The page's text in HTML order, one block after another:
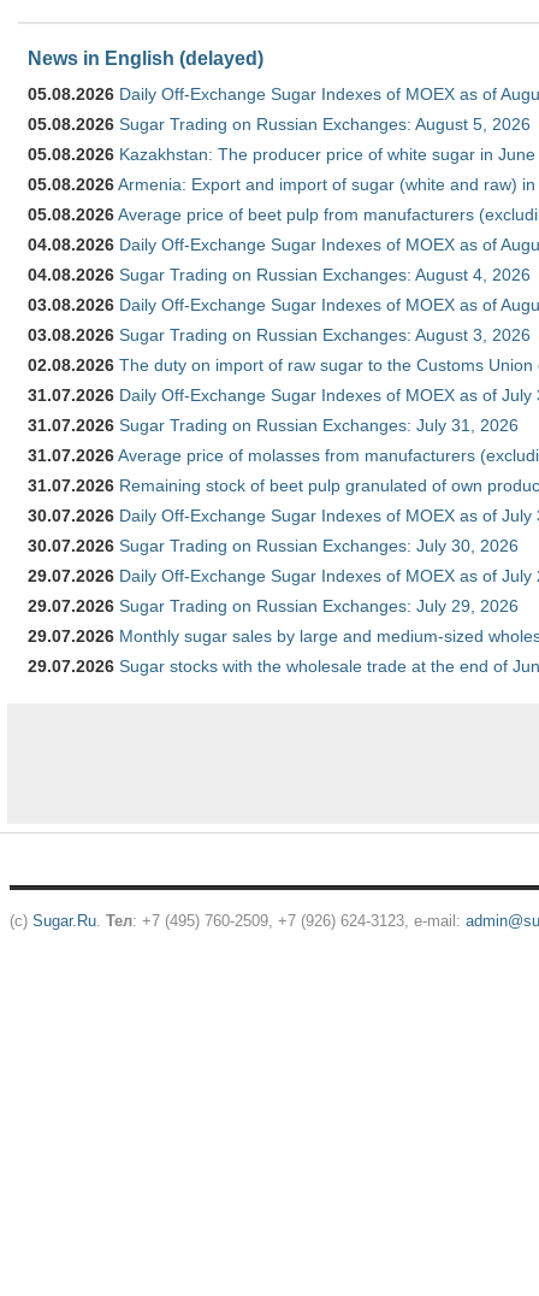
News in English (delayed)
05.08.2026 Daily Off-Exchange Sugar Indexes of MOEX as of
05.08.2026 Sugar Trading on Russian Exchanges: August 5, 2026
05.08.2026 Kazakhstan: The producer price of white sugar in
05.08.2026Armenia: Export and import of sugar (white and raw)
05.08.2026Average price of beet pulp from manufacturers
04.08.2026 Daily Off-Exchange Sugar Indexes of MOEX as of
04.08.2026 Sugar Trading on Russian Exchanges: August 4, 2026
03.08.2026 Daily Off-Exchange Sugar Indexes of MOEX as of
03.08.2026 Sugar Trading on Russian Exchanges: August 3, 2026
02.08.2026 The duty on import of raw sugar to the Customs
31.07.2026 Daily Off-Exchange Sugar Indexes of MOEX as of July
31.07.2026 Sugar Trading on Russian Exchanges: July 31, 2026
31.07.2026Average price of molasses from manufacturers
31.07.2026 Remaining stock of beet pulp granulated of own
30.07.2026 Daily Off-Exchange Sugar Indexes of MOEX as of July
30.07.2026 Sugar Trading on Russian Exchanges: July 30, 2026
29.07.2026 Daily Off-Exchange Sugar Indexes of MOEX as of July
29.07.2026 Sugar Trading on Russian Exchanges: July 29, 2026
29.07.2026 Monthly sugar sales by large and medium-sized
29.07.2026 Sugar stocks with the wholesale trade at the end of
(c) Sugar.Ru. Тел: +7 (495) 760-2509, +7 (926) 624-3123, e-mail: